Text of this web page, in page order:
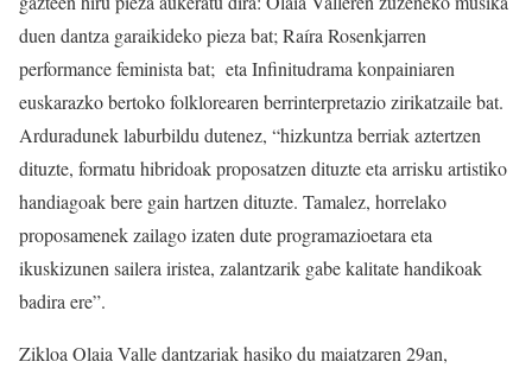
duen dantza garaikideko pieza bat; Raíra Rosenkjarren
performance feminista bat; eta Infinitudrama konpainiaren
euskarazko bertoko folklorearen berrinterpretazio zirikatzaile bat.
Arduradunek laburbildu dutenez, “hizkuntza berriak aztertzen
dituzte, formatu hibridoak proposatzen dituzte eta arrisku artistiko
handiagoak bere gain hartzen dituzte. Tamalez, horrelako
proposamenek zailago izaten dute programazioetara eta
ikuskizunen sailera iristea, zalantzarik gabe kalitate handikoak
badira ere”.
Zikloa Olaia Valle dantzariak hasiko du maiatzaren 29an,